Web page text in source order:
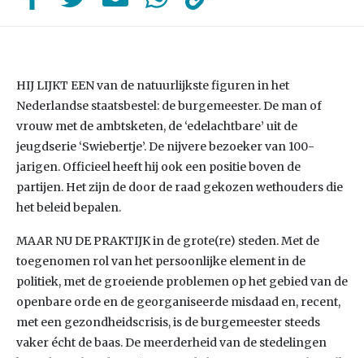
HIJ LIJKT EEN van de natuurlijkste figuren in het
Nederlandse staatsbestel: de burgemeester. De man of
vrouw met de ambtsketen, de ‘edelachtbare’ uit de
jeugdserie ‘Swiebertje’. De nijvere bezoeker van 100-
jarigen. Officieel heeft hij ook een positie boven de
partijen. Het zijn de door de raad gekozen wethouders die
het beleid bepalen.
MAAR NU DE PRAKTIJK in de grote(re) steden. Met de
toegenomen rol van het persoonlijke element in de
politiek, met de groeiende problemen op het gebied van de
openbare orde en de georganiseerde misdaad en, recent,
met een gezondheidscrisis, is de burgemeester steeds
vaker écht de baas. De meerderheid van de stedelingen